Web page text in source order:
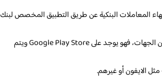
المعاملات البنكية عن طريق التطبيق المخصص لبنك
ويمكن تحميل التطبيق المخصص من العديد من الجهات، فهو يوجد على Google Play Store ويتم
الايفون أو غيرهم.